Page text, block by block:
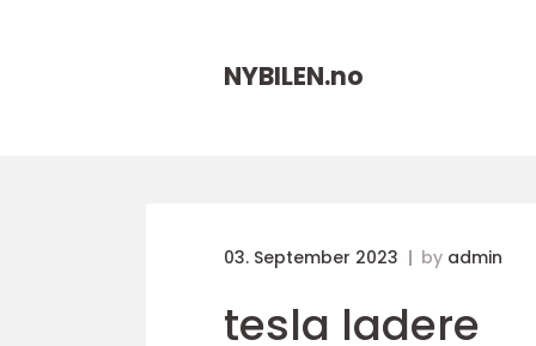
NYBILEN.no
03. September 2023 by admin
tesla ladere